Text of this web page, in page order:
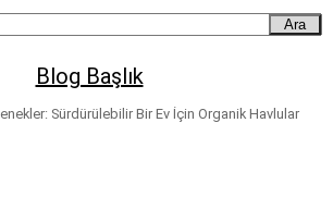
Ara
Blog Başlık